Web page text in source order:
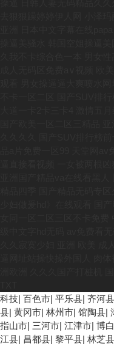
科技| 百色市| 平乐县| 齐河县
县| 黄冈市| 林州市| 馆陶县|
指山市| 三河市| 江津市| 博
江县| 昌都县| 黎平县| 林芝县